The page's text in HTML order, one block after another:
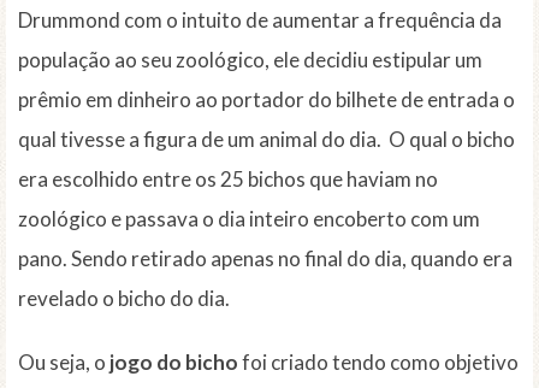
Drummond com o intuito de aumentar a frequência da
população ao seu zoológico, ele decidiu estipular um
prêmio em dinheiro ao portador do bilhete de entrada o
qual tivesse a figura de um animal do dia. O qual o bicho
era escolhido entre os 25 bichos que haviam no
zoológico e passava o dia inteiro encoberto com um
pano. Sendo retirado apenas no final do dia, quando era
revelado o bicho do dia.
Ou seja, o jogo do bichofoi criado tendo como objetivo